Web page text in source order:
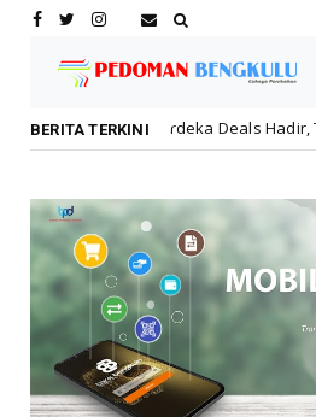
BERITA TERKINI
Deals Hadir, Tukar Hepigo Poin Jadi